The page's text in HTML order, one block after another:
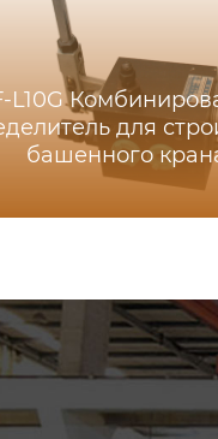
L10G
для
башенного